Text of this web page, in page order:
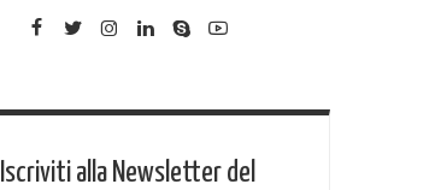
Iscriviti alla Newsletter del